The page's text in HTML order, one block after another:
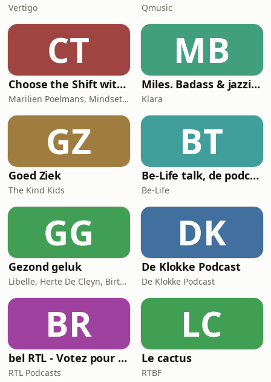
Vertigo Qmusic
CT
Choose the Shift with Marilien Poelmans
Marilien Poelmans, Mindset Mentor, Founder of the Mindset Shift Academy
MB
Miles. Badass & jazzicoon
Klara
GZ
Goed Ziek
The Kind Kids
BT
Be-Life talk, de podcast die de gezondheid van vrouwen in beweging zet!
Be-Life
GG
Gezond geluk
Libelle, Herte De Cleyn, Birte Govarts
DK
De Klokke Podcast
De Klokke Podcast
BR
bel RTL - Votez pour moi
RTL Podcasts
LC
Le cactus
RTBF